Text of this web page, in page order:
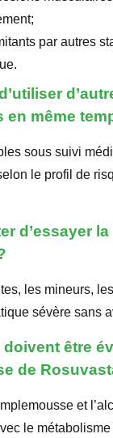
par autres
en même
sous suivi
le profil de
d’essayer la
les mineurs,
sévère sans
être
de
et
le